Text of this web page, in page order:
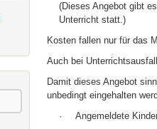
(Dieses Angebot gibt
Unterricht statt.)
Kosten fallen nur für das
Auch bei
Damit dieses Angebot
unbedingt eingehalten
· Angemeldete